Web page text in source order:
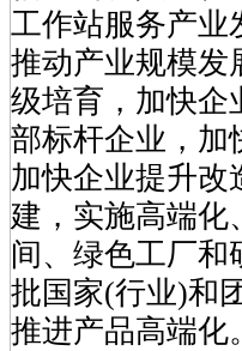
工作站服务产业
推动产业规模发
级培育，加快企
部标杆企业，加
加快企业提升改
建，实施高端化
间、绿色工厂和
批国家(行业)和
推进产品高端化